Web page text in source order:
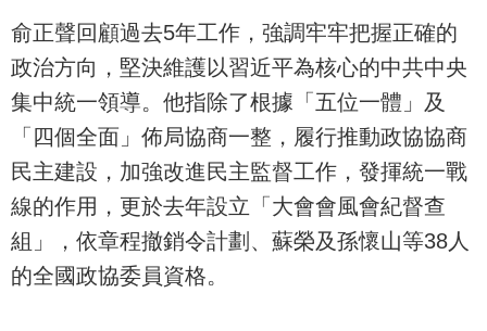
俞正聲回顧過去5年工作，強調牢牢把握正確的
政治方向，堅決維護以習近平為核心的中共中央
集中統一領導。他指除了根據「五位一體」及
「四個全面」佈局協商一整，履行推動政協協商
民主建設，加強改進民主監督工作，發揮統一戰
線的作用，更於去年設立「大會會風會紀督查
組」，依章程撤銷令計劃、蘇榮及孫懷山等38人
的全國政協委員資格。